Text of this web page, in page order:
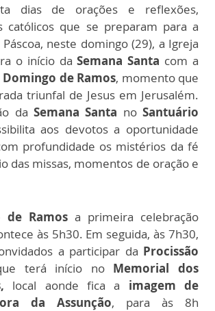
dias de orações e reflexões,
católicos que se preparam para a
neste domingo (29), a Igreja
o início da Semana Santa com a
Domingo de Ramos, momento que
triunfal de Jesus em Jerusalém.
da Semana Santa noSantuário
aos devotos a oportunidade
profundidade os mistérios da fé
das missas, momentos de oração e
de Ramos a primeira celebração
às 5h30. Em seguida, às 7h30,
a participar da Procissão
terá início no Memorial dos
local aonde fica a imagem de
da Assunção, para às 8h